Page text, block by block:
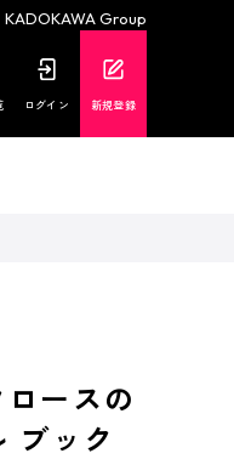
KADOKAWA Group
ログイン 新規登録
ースの
ブック